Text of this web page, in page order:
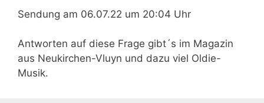
Sendung am 06.07.22 um 20:04 Uhr
Antworten auf diese Frage gibt´s im Magazin
aus Neukirchen-Vluyn und dazu viel Oldie-
Musik.